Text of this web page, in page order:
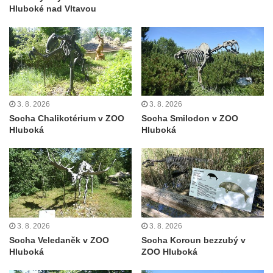
parku v Duchcově
Sfinga II. na Sfingovém rybníku v
zámeckém parku v Duchcově
Sfinga I. na Sfingovém rybníku v zámeckém
parku v Duchcově
Socha Minervy na nádvoří zámku v
Socha Herkula se saní na nádvoří zámku v
Duchcově
Socha Herkula se lvem na nádvoří zámku v
Duchcově
Socha Marse na nádvoří zámku v
Duchcově
Hluboké nad Vltavou
3. 8. 2026
Socha Chalikotérium v ZOO
Hluboká
3. 8. 2026
Socha Smilodon v ZOO
Hluboká
3. 8. 2026
Socha Veledaněk v ZOO
Hluboká
3. 8. 2026
Socha Koroun bezzubý v
ZOO Hluboká